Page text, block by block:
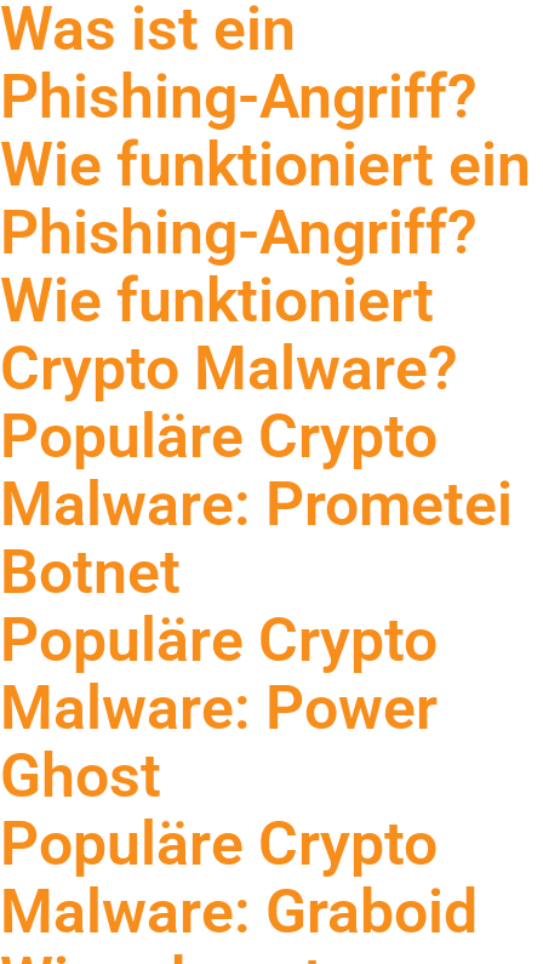
Was ist ein
Phishing-Angriff?
Wie funktioniert ein
Phishing-Angriff?
Wie funktioniert
Crypto Malware?
Populäre Crypto
Malware: Prometei
Botnet
Populäre Crypto
Malware: Power
Ghost
Populäre Crypto
Malware: Graboid